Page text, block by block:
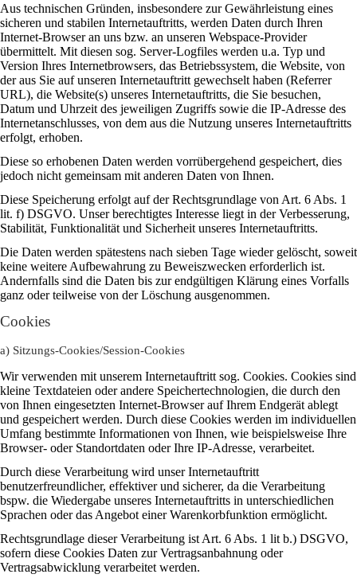
Aus technischen Gründen, insbesondere zur Gewährleistung eines
sicheren und stabilen Internetauftritts, werden Daten durch Ihren
Internet-Browser an uns bzw. an unseren Webspace-Provider
übermittelt. Mit diesen sog. Server-Logfiles werden u.a. Typ und
Version Ihres Internetbrowsers, das Betriebssystem, die Website, von
der aus Sie auf unseren Internetauftritt gewechselt haben (Referrer
URL), die Website(s) unseres Internetauftritts, die Sie besuchen,
Datum und Uhrzeit des jeweiligen Zugriffs sowie die IP-Adresse des
Internetanschlusses, von dem aus die Nutzung unseres Internetauftritts
erfolgt, erhoben.
Diese so erhobenen Daten werden vorrübergehend gespeichert, dies
jedoch nicht gemeinsam mit anderen Daten von Ihnen.
Diese Speicherung erfolgt auf der Rechtsgrundlage von Art. 6 Abs. 1
lit. f) DSGVO. Unser berechtigtes Interesse liegt in der Verbesserung,
Stabilität, Funktionalität und Sicherheit unseres Internetauftritts.
Die Daten werden spätestens nach sieben Tage wieder gelöscht, soweit
keine weitere Aufbewahrung zu Beweiszwecken erforderlich ist.
Andernfalls sind die Daten bis zur endgültigen Klärung eines Vorfalls
ganz oder teilweise von der Löschung ausgenommen.
Cookies
a) Sitzungs-Cookies/Session-Cookies
Wir verwenden mit unserem Internetauftritt sog. Cookies. Cookies sind
kleine Textdateien oder andere Speichertechnologien, die durch den
von Ihnen eingesetzten Internet-Browser auf Ihrem Endgerät ablegt
und gespeichert werden. Durch diese Cookies werden im individuellen
Umfang bestimmte Informationen von Ihnen, wie beispielsweise Ihre
Browser- oder Standortdaten oder Ihre IP-Adresse, verarbeitet.
Durch diese Verarbeitung wird unser Internetauftritt
benutzerfreundlicher, effektiver und sicherer, da die Verarbeitung
bspw. die Wiedergabe unseres Internetauftritts in unterschiedlichen
Sprachen oder das Angebot einer Warenkorbfunktion ermöglicht.
Rechtsgrundlage dieser Verarbeitung ist Art. 6 Abs. 1 lit b.) DSGVO,
sofern diese Cookies Daten zur Vertragsanbahnung oder
Vertragsabwicklung verarbeitet werden.